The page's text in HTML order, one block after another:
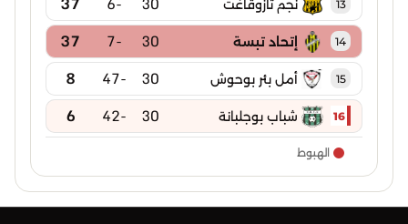
13 نجم تازوقاغت
14 إتحاد تبسة 30
-7
37
15 أمل بئر بوحوش 30
-47
8
16 شباب بوجلبانة 30
-42
6
الهبوط